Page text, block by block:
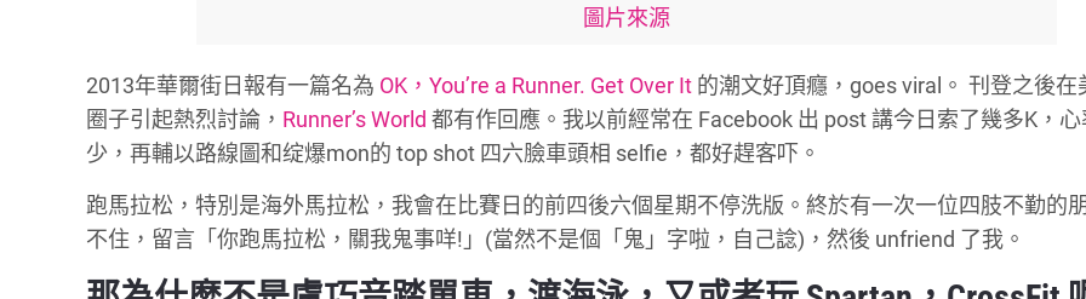
圖片來源
2013年華爾街日報有一篇名為 OK，You’re a Runner. Get Over It 的潮文好頂癮，goes viral。 刊登之後在
圈子引起熱烈討論， Runner’s World 都有作回應。我以前經常在 Facebook 出 post 講今日索了幾多K，心
少，再輔以路線圖和绽爆mon的 top shot 四六臉車頭相 selfie，都好趕客吓。
跑馬拉松，特別是海外馬拉松，我會在比賽日的前四後六個星期不停洗版。終於有一次一位四肢不勤的
不住，留言「你跑馬拉松，關我鬼事咩!」(當然不是個「鬼」字啦，自己諗)，然後 unfriend 了我。